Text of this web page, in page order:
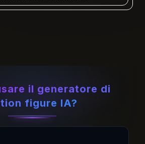
il generatore di
figure IA?